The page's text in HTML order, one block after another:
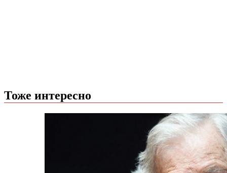
Тоже интересно